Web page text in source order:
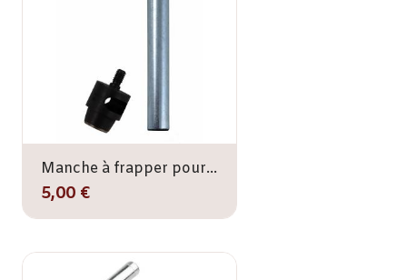
Manche à frapper pour emporte pièce
5,00 €